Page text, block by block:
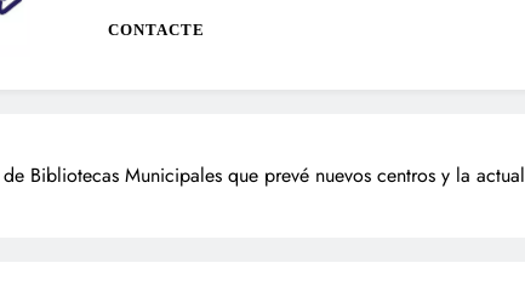
2.0
CONTACTE
Bibliotecas Municipales que prevé nuevos centros y la